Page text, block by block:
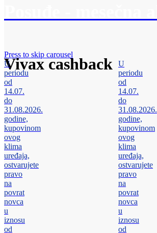
Vivax cashback
Press to skip carousel
U
periodu
od
14.07.
do
31.08.2026.
godine,
kupovinom
ovog
klima
uređaja,
ostvarujete
pravo
na
povrat
novca
u
iznosu
od
U
periodu
od
14.07.
do
31.08.2026.
godine,
kupovinom
ovog
klima
uređaja,
ostvarujete
pravo
na
povrat
novca
u
iznosu
od